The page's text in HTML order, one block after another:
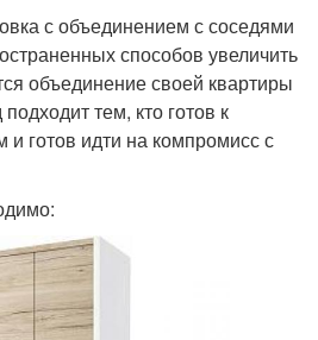
с объединением с соседями
способов увеличить
объединение своей квартиры
тем, кто готов к
готов идти на компромисс с